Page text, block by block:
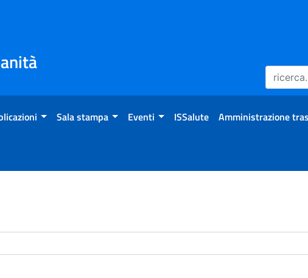
Sala stampa Eventi ISSalute Amministrazione